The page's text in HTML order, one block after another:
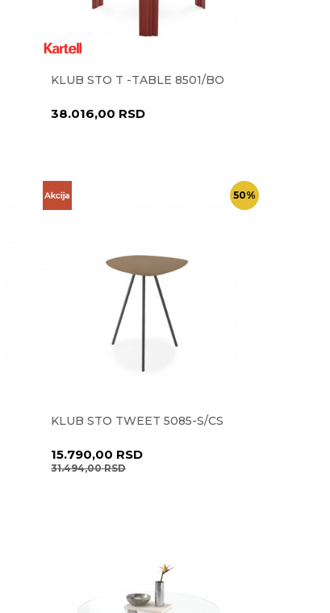
KLUB STO T -TABLE 8501/BO
38.016,00 RSD
50%
KLUB STO TWEET 5085-S/CS
15.790,00 RSD
31.494,00RSD